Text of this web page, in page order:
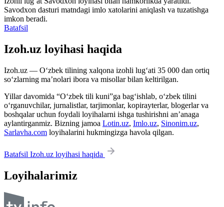
Savodxon dasturi matndagi imlo xatolarini aniqlash va tuzatishga
imkon beradi.
Batafsil
Izoh.uz loyihasi haqida
Izoh.uz — O‘zbek tilining xalqona izohli lug‘ati 35 000 dan ortiq
so‘zlarning ma’nolari ibora va misollar bilan keltirilgan.
Yillar davomida “O‘zbek tili kuni”ga bag‘ishlab, o‘zbek tilini
o‘rganuvchilar, jurnalistlar, tarjimonlar, kopirayterlar, blogerlar va
boshqalar uchun foydali loyihalarni ishga tushirishni an’anaga
aylantirganmiz. Bizning jamoa Lotin.uz, Imlo.uz, Sinonim.uz,
Sarlavha.com loyihalarini hukmingizga havola qilgan.
Batafsil Izoh.uz loyihasi haqida
Loyihalarimiz